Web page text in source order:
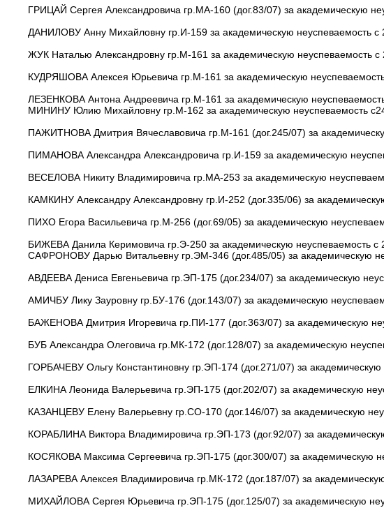
ГРИЦАЙ Сергея Александровича гр.МА-160 (дог.83/07) за академическую
ДАНИЛОВУ Анну Михайловну гр.И-159 за академическую неуспеваемость
ЖУК Наталью Александровну гр.М-161 за академическую неуспеваемость с
КУДРЯШОВА Алексея Юрьевича гр.М-161 за академическую
ЛЕЗЕНКОВА Антона Андреевича гр.М-161 за академическую
МИНИНУ Юлию Михайловну гр.М-162 за академическую неуспеваемость
ПАЖИТНОВА Дмитрия Вячеславовича гр.М-161 (дог.245/07) за
ПИМАНОВА Александра Александровича гр.И-159 за академическую
ВЕСЕЛОВА Никиту Владимировича гр.МА-253 за академическую
КАМКИНУ Александру Александровну гр.И-252 (дог.335/06) за
ПИХО Егора Васильевича гр.М-256 (дог.69/05) за академическую
БИЖЕВА Данила Керимовича гр.Э-250 за академическую неуспеваемость с
САФРОНОВУ Дарью Витальевну гр.ЭМ-346 (дог.485/05) за академическую
АВДЕЕВА Дениса Евгеньевича гр.ЭП-175 (дог.234/07) за академическую
АМИЧБУ Лику Зауровну гр.БУ-176 (дог.143/07) за академическую
БАЖЕНОВА Дмитрия Игоревича гр.ПИ-177 (дог.363/07) за академическую
БУБ Александра Олеговича гр.МК-172 (дог.128/07) за академическую
ГОРБАЧЕВУ Ольгу Константиновну гр.ЭП-174 (дог.271/07) за академическую
ЕЛКИНА Леонида Валерьевича гр.ЭП-175 (дог.202/07) за академическую
КАЗАНЦЕВУ Елену Валерьевну гр.СО-170 (дог.146/07) за академическую
КОРАБЛИНА Виктора Владимировича гр.ЭП-173 (дог.92/07) за
КОСЯКОВА Максима Сергеевича гр.ЭП-175 (дог.300/07) за академическую
ЛАЗАРЕВА Алексея Владимировича гр.МК-172 (дог.187/07) за
МИХАЙЛОВА Сергея Юрьевича гр.ЭП-175 (дог.125/07) за академическую